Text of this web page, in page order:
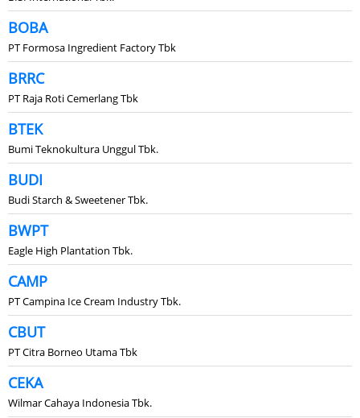
BOBA
PT Formosa Ingredient Factory Tbk
BRRC
PT Raja Roti Cemerlang Tbk
BTEK
Bumi Teknokultura Unggul Tbk.
BUDI
Budi Starch & Sweetener Tbk.
BWPT
Eagle High Plantation Tbk.
CAMP
PT Campina Ice Cream Industry Tbk.
CBUT
PT Citra Borneo Utama Tbk
CEKA
Wilmar Cahaya Indonesia Tbk.